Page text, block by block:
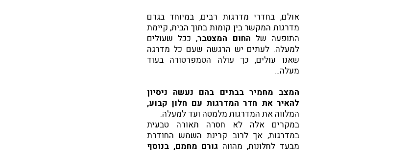
אולם, בחדרי מדרגות רבים, במיוחד בגרם
מדרגות המקשר בין קומות בתוך הבית, קיימת
התופעה של החום המצטבר, ככל שעולים
למעלה. לעתים יש הרגשה שעם כל מדרגה
שאנו עולים, כך עולה הטמפרטורה בעוד
מעלה…
המצב מחמיר בבתים בהם נעשה ניסיון
להאיר את חדר המדרגות עם חלון קבוע,
המלווה את המדרגות מלמטה ועד למעלה.
במקרים אלה לא חסרה תאורה טבעית
במדרגות, אך לרוב קרינת השמש החודרת
מבעד לחלונות, מהווה גורם מחמם, בנוסף